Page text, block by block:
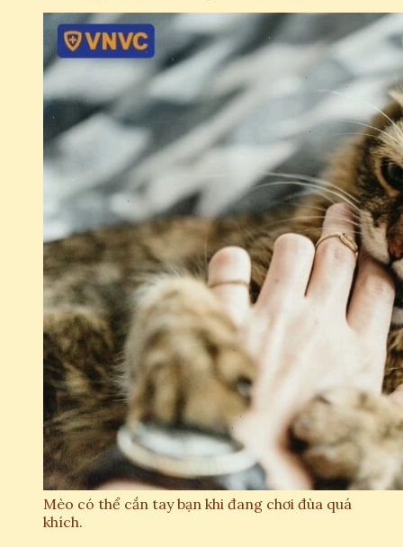
Mèo có thể cắn tay bạn khi đang chơi đùa quá
khích.